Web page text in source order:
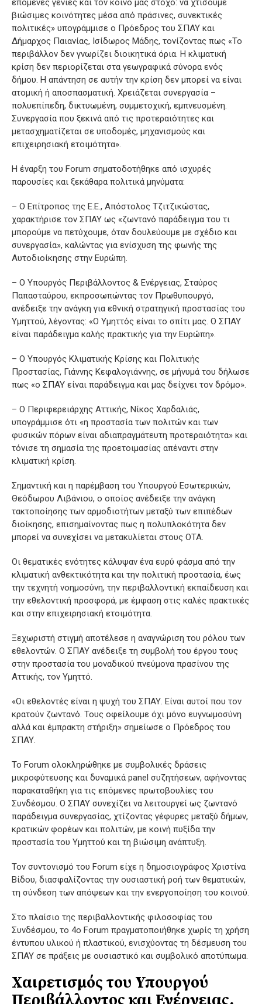
βιώσιμες κοινότητες μέσα από πράσινες, συνεκτικές
πολιτικές» υπογράμμισε ο Πρόεδρος του ΣΠΑΥ και
Δήμαρχος Παιανίας, Ισίδωρος Μάδης, τονίζοντας πως «Το
περιβάλλον δεν γνωρίζει διοικητικά όρια. Η κλιματική
κρίση δεν περιορίζεται στα γεωγραφικά σύνορα ενός
δήμου. Η απάντηση σε αυτήν την κρίση δεν μπορεί να είναι
ατομική ή αποσπασματική. Χρειάζεται συνεργασία –
πολυεπίπεδη, δικτυωμένη, συμμετοχική, εμπνευσμένη.
Συνεργασία που ξεκινά από τις προτεραιότητες και
μετασχηματίζεται σε υποδομές, μηχανισμούς και
επιχειρησιακή ετοιμότητα».
Η έναρξη του Forum σηματοδοτήθηκε από ισχυρές
παρουσίες και ξεκάθαρα πολιτικά μηνύματα:
– Ο Επίτροπος της Ε.Ε., Απόστολος Τζιτζικώστας,
χαρακτήρισε τον ΣΠΑΥ ως «ζωντανό παράδειγμα του τι
μπορούμε να πετύχουμε, όταν δουλεύουμε με σχέδιο και
συνεργασία», καλώντας για ενίσχυση της φωνής της
Αυτοδιοίκησης στην Ευρώπη.
– Ο Υπουργός Περιβάλλοντος & Ενέργειας, Σταύρος
Παπασταύρου, εκπροσωπώντας τον Πρωθυπουργό,
ανέδειξε την ανάγκη για εθνική στρατηγική προστασίας του
Υμηττού, λέγοντας: «Ο Υμηττός είναι το σπίτι μας. Ο ΣΠΑΥ
είναι παράδειγμα καλής πρακτικής για την Ευρώπη».
– Ο Υπουργός Κλιματικής Κρίσης και Πολιτικής
Προστασίας, Γιάννης Κεφαλογιάννης, σε μήνυμά του δήλωσε
πως «ο ΣΠΑΥ είναι παράδειγμα και μας δείχνει τον δρόμο».
– Ο Περιφερειάρχης Αττικής, Νίκος Χαρδαλιάς,
υπογράμμισε ότι «η προστασία των πολιτών και των
φυσικών πόρων είναι αδιαπραγμάτευτη προτεραιότητα» και
τόνισε τη σημασία της προετοιμασίας απέναντι στην
κλιματική κρίση.
Σημαντική και η παρέμβαση του Υπουργού Εσωτερικών,
Θεόδωρου Λιβάνιου, ο οποίος ανέδειξε την ανάγκη
τακτοποίησης των αρμοδιοτήτων μεταξύ των επιπέδων
διοίκησης, επισημαίνοντας πως η πολυπλοκότητα δεν
μπορεί να συνεχίσει να μετακυλίεται στους ΟΤΑ.
Οι θεματικές ενότητες κάλυψαν ένα ευρύ φάσμα από την
κλιματική ανθεκτικότητα και την πολιτική προστασία, έως
την τεχνητή νοημοσύνη, την περιβαλλοντική εκπαίδευση και
την εθελοντική προσφορά, με έμφαση στις καλές πρακτικές
και στην επιχειρησιακή ετοιμότητα.
Ξεχωριστή στιγμή αποτέλεσε η αναγνώριση του ρόλου των
εθελοντών. Ο ΣΠΑΥ ανέδειξε τη συμβολή του έργου τους
στην προστασία του μοναδικού πνεύμονα πρασίνου της
Αττικής, τον Υμηττό.
«Οι εθελοντές είναι η ψυχή του ΣΠΑΥ. Είναι αυτοί που τον
κρατούν ζωντανό. Τους οφείλουμε όχι μόνο ευγνωμοσύνη
αλλά και έμπρακτη στήριξη» σημείωσε ο Πρόεδρος του
ΣΠΑΥ.
Το Forum ολοκληρώθηκε με συμβολικές δράσεις
μικροφύτευσης και δυναμικά panel συζητήσεων, αφήνοντας
παρακαταθήκη για τις επόμενες πρωτοβουλίες του
Συνδέσμου. Ο ΣΠΑΥ συνεχίζει να λειτουργεί ως ζωντανό
παράδειγμα συνεργασίας, χτίζοντας γέφυρες μεταξύ δήμων,
κρατικών φορέων και πολιτών, με κοινή πυξίδα την
προστασία του Υμηττού και τη βιώσιμη ανάπτυξη.
Τον συντονισμό του Forum είχε η δημοσιογράφος Χριστίνα
Βίδου, διασφαλίζοντας την ουσιαστική ροή των θεματικών,
τη σύνδεση των απόψεων και την ενεργοποίηση του κοινού.
Στο πλαίσιο της περιβαλλοντικής φιλοσοφίας του
Συνδέσμου, το 4ο Forum πραγματοποιήθηκε χωρίς τη χρήση
έντυπου υλικού ή πλαστικού, ενισχύοντας τη δέσμευση του
ΣΠΑΥ σε πράξεις με ουσιαστικό και συμβολικό αποτύπωμα.
Χαιρετισμός του Υπουργού